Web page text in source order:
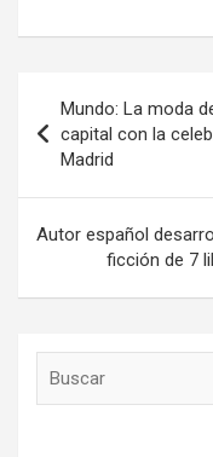
navigation
Mundo: La moda
capital con la
Madrid
Autor español
ficción de 7